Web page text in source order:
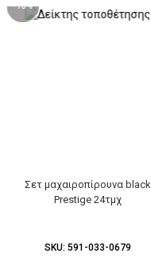
-10%
Σετ μαχαιροπίρουνα black
Prestige 24τμχ
SKU: 591-033-0679